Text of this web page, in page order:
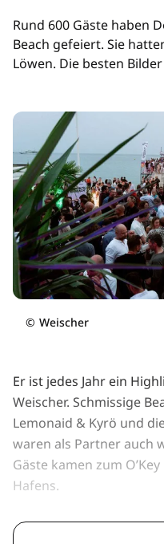
Rund 600 Gäste haben
Beach gefeiert. Sie
Löwen. Die besten
© Weischer
Er ist jedes Jahr ein
Weischer. Schmissige
Lemonaid & Kyrö und
waren als Partner auch
Gäste kamen zum
Hafens.